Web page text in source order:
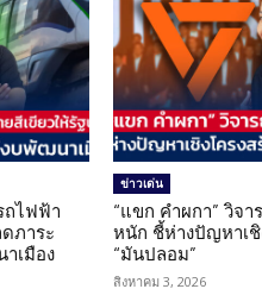
ถไฟฟ้า
ภาระ
เมือง
ข่าวเด่น
“แขก คำผกา” วิจ
หนัก ชี้ห่างปัญหาเชิ
“มันปลอม”
สิงหาคม 3, 2026